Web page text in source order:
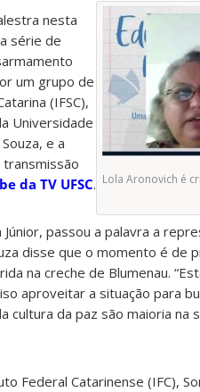
Lola Aronovich é
nesta
série de
um grupo de
(IFSC),
Universidade
e a
da TV UFSC.
passou a palavra a
disse que o momento é de
na creche de Blumenau.
aproveitar a situação para
da paz são maioria na
Federal Catarinense (IFC),